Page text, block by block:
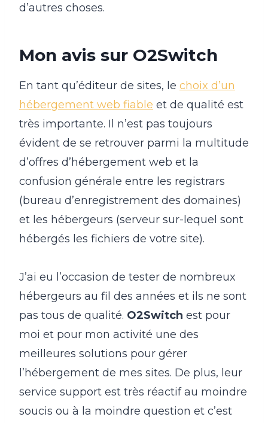
d’autres choses.
Mon avis sur O2Switch
En tant qu’éditeur de sites, le choix d’un
hébergement web fiable et de qualité est
très importante. Il n’est pas toujours
évident de se retrouver parmi la multitude
d’offres d’hébergement web et la
confusion générale entre les registrars
(bureau d’enregistrement des domaines)
et les hébergeurs (serveur sur-lequel sont
hébergés les fichiers de votre site).
J’ai eu l’occasion de tester de nombreux
hébergeurs au fil des années et ils ne sont
pas tous de qualité. O2Switch est pour
moi et pour mon activité une des
meilleures solutions pour gérer
l’hébergement de mes sites. De plus, leur
service support est très réactif au moindre
soucis ou à la moindre question et c’est